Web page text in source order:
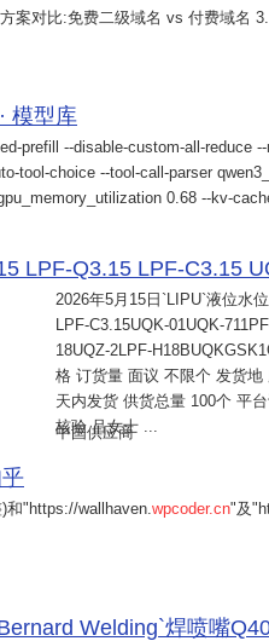
案对比:免费二级域名 vs 付费域名
模型库
prefill --disable-custom-all-reduce
tool-choice --tool-call-parser qwen3_
0.68 --kv-
LPF-Q3.15 LPF-C3.15
2026年5月15日 `LIPU`液位水
LPF-C3.15UQK-01UQK-
18UQZ-2LPF-
格 订货量 面议 不限个 发货
天内发货 供货总量 100个 平
核验 吕女士 ...
中国供应商
和"https://wallhaven.wpcoder.cn"及
Welding`焊喷嘴